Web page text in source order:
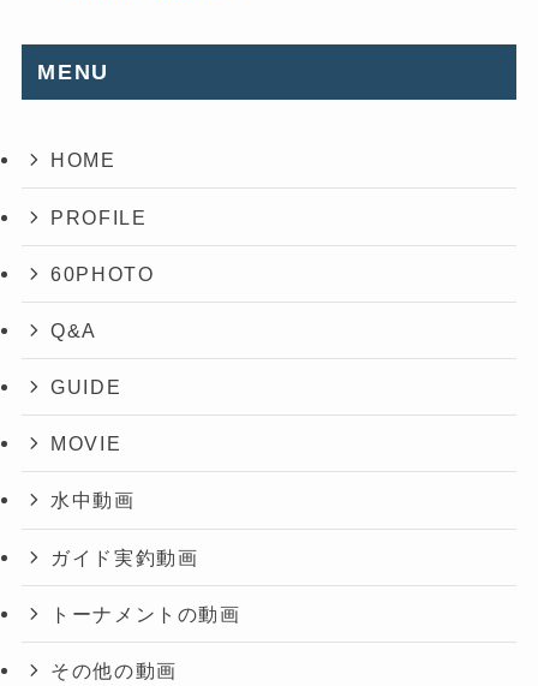
MENU
HOME
PROFILE
60PHOTO
Q&A
GUIDE
MOVIE
水中動画
ガイド実釣動画
トーナメントの動画
その他の動画